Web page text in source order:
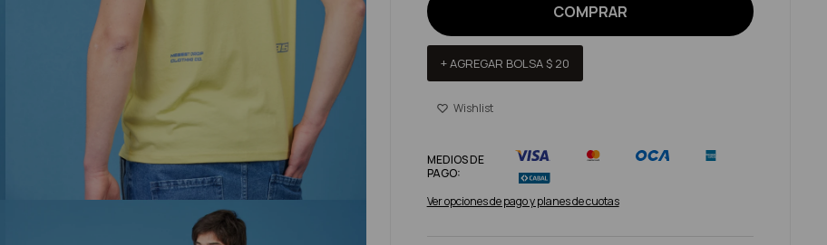
COMPRAR
+ AGREGAR BOLSA$ 20
MEDIOS DE
PAGO:
Ver opciones de pago y planes de cuotas